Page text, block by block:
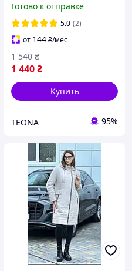
Готово к отправке
5.0 (2)
от 144₴/мес
1 440₴
1 540 ₴
Купить
ТEONA 95%